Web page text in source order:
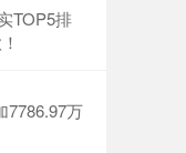
TOP5排
7786.97万